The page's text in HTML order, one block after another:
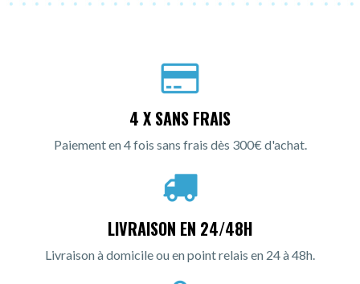
4 X SANS FRAIS
Paiement en 4 fois sans frais dès 300€ d'achat.
LIVRAISON EN 24/48H
Livraison à domicile ou en point relais en 24 à 48h.